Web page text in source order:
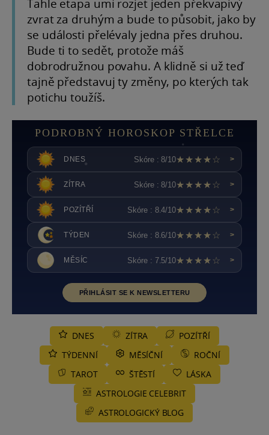
Tahle etapa umí rozjet jeden překvapivý
zvrat za druhým a bude to působit, jako by
se události přelévaly jedna přes druhou.
Bude ti to sedět, protože máš
dobrodružnou povahu. A klidně si už teď
tajně představuj ty změny, po kterých tak
potichu toužíš.
PODROBNÝ HOROSKOP STŘELCE
DNES Skóre : 8/10★★★★☆ >
ZÍTRA Skóre : 8/10★★★★☆ >
POZÍTŘÍ Skóre : 8.4/10★★★★☆ >
TÝDEN Skóre : 8.6/10★★★★☆ >
MĚSÍC Skóre : 7.5/10★★★★☆ >
PŘIHLÁSIT SE K NEWSLETTERU
DNES ZÍTRA
POZÍTŘÍ
TÝDENNÍ
MĚSÍČNÍ
ROČNÍ
TAROT
ŠTĚSTÍ
LÁSKA
ASTROLOGIE CELEBRIT
ASTROLOGICKÝ BLOG